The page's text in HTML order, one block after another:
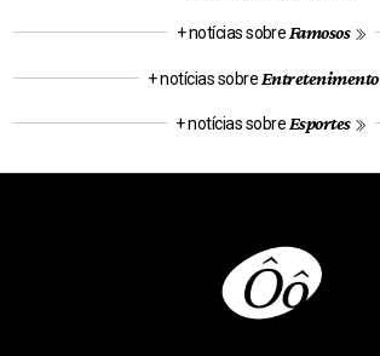
+ notícias sobre Famosos
+ notícias sobre Entretenimento
+ notícias sobre Esportes